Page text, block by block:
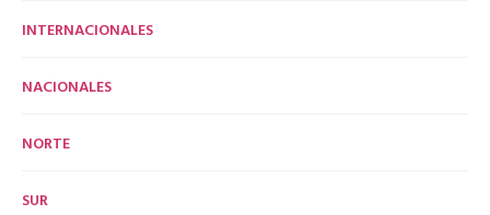
INTERNACIONALES
NACIONALES
NORTE
SUR